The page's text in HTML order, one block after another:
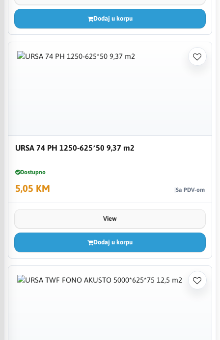
Dodaj u korpu
URSA 74 PH 1250-625*50 9,37 m2
Dostupno
5,05 KM Sa PDV-om
View
Dodaj u korpu